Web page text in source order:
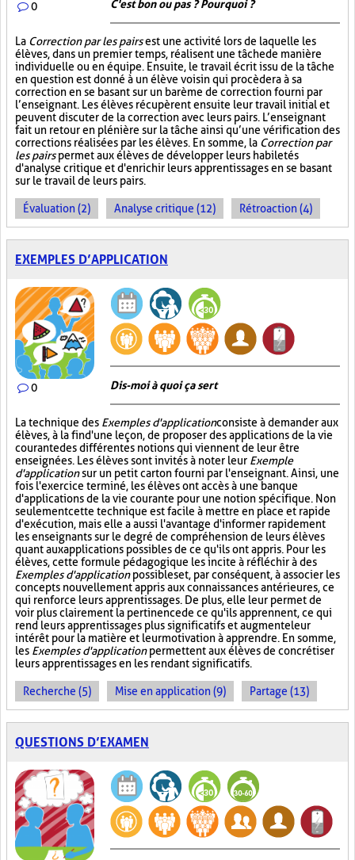
0 C'est bon ou pas ? Pourquoi ?
La Correction par les pairsest une activité lors de laquelle les
élèves, dans un premier temps, réalisent une tâche de manière
individuelle ou en équipe. Ensuite, le travail écrit issu de la tâche
en question est donné à un élève voisin qui procèdera à sa
correction en se basant sur un barème de correction fourni par
l’enseignant. Les élèves récupèrent ensuite leur travail initial et
peuvent discuter de la correction avec leurs pairs. L’enseignant
fait un retour en plénière sur la tâche ainsi qu’une vérification des
corrections réalisées par les élèves. En somme, la Correction par
les pairspermet aux élèves de développer leurs habiletés
d'analyse critique et d'enrichir leurs apprentissages en se basant
sur le travail de leurs pairs.
Évaluation (2) Analyse critique (12) Rétroaction (4)
EXEMPLES D’APPLICATION
0 Dis-moi à quoi ça sert
La technique des Exemples d'applicationconsiste à demander aux
élèves, à la fin d'une leçon, de proposer des applications de la vie
courante des différentes notions qui viennent de leur être
enseignées. Les élèves sont invités à noter leur Exemple
d'applicationsur un petit carton fourni par l'enseignant. Ainsi, une
fois l'exercice terminé, les élèves ont accès à une banque
d'applications de la vie courante pour une notion spécifique. Non
seulement cette technique est facile à mettre en place et rapide
d'exécution, mais elle a aussi l'avantage d'informer rapidement
les enseignants sur le degré de compréhension de leurs élèves
quant aux applications possibles de ce qu'ils ont appris. Pour les
élèves, cette formule pédagogique les incite à réfléchir à des
Exemples d'applicationpossibles et, par conséquent, à associer les
concepts nouvellement appris aux connaissances antérieures, ce
qui renforce leurs apprentissages. De plus, elle leur permet de
voir plus clairement la pertinence de ce qu'ils apprennent, ce qui
rend leurs apprentissages plus significatifs et augmente leur
intérêt pour la matière et leur motivation à apprendre. En somme,
les Exemples d'applicationpermettent aux élèves de concrétiser
leurs apprentissages en les rendant significatifs.
Recherche (5) Mise en application (9) Partage (13)
QUESTIONS D’EXAMEN